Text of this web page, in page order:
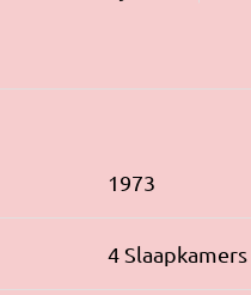
1973
4 Slaapkamers